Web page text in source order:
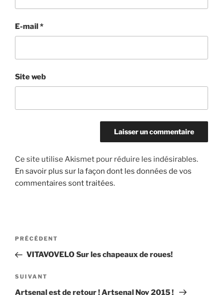
E-mail*
Site web
Ce site utilise Akismet pour réduire les indésirables.
En savoir plus sur la façon dont les données de vos
commentaires sont traitées.
Navigation
l’article
Article
précédent
PRÉCÉDENT
VITAVOVELO Sur les chapeaux de roues!
Article
suivant
SUIVANT
Artsenal est de retour !Artsenal Nov 2015 !